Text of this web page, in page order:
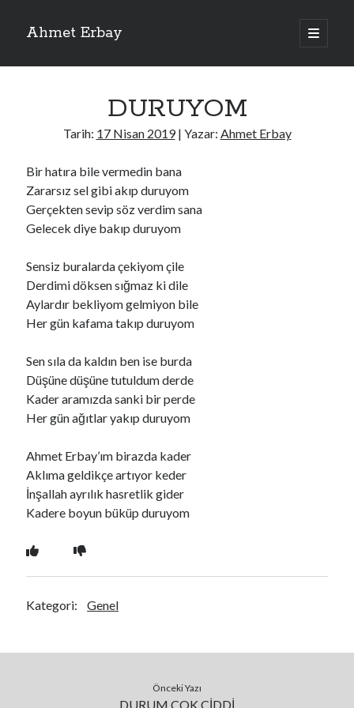
Ahmet Erbay
ana
menüyü
Yan
ELİF BENİ BIRAKMA
ÖLÜM GELSİN
DOĞRU YOLDAN ÇIKAMAM
Son Yorumlar
BAĞIŞLA ADINIiçindario72
BAĞIŞLA ADINIiçinold_betty6573
BAĞIŞLA ADINIiçinfoodie22
BAĞIŞLA ADINIiçinZoe72
Ara
DURUYOM
Tarih: 17 Nisan 2019| Yazar: Ahmet Erbay
Bir hatıra bile vermedin bana
Zararsız sel gibi akıp duruyom
Gerçekten sevip söz verdim sana
Gelecek diye bakıp duruyom
Sensiz buralarda çekiyom çile
Derdimi döksen sığmaz ki dile
Aylardır bekliyom gelmiyon bile
Her gün kafama takıp duruyom
Sen sıla da kaldın ben ise burda
Düşüne düşüne tutuldum derde
Kader aramızda sanki bir perde
Her gün ağıtlar yakıp duruyom
Ahmet Erbay’ım birazda kader
Aklıma geldikçe artıyor keder
İnşallah ayrılık hasretlik gider
Kadere boyun büküp duruyom
Kategori: Genel
Önceki Yazı
DURUM ÇOK CİDDİ